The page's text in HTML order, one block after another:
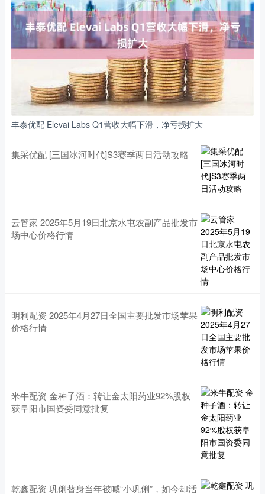
丰泰优配 Elevai Labs Q1营收大幅下滑，净亏损扩大
集采优配 [三国冰河时代]S3赛季两日活动攻略
云管家 2025年5月19日北京水屯农副产品批发市
场中心价格行情
明利配资 2025年4月27日全国主要批发市场苹果
价格行情
米牛配资 金种子酒：转让金太阳药业92%股权
获阜阳市国资委同意批复
乾鑫配资 巩俐替身当年被喊“小巩俐”，如今却活